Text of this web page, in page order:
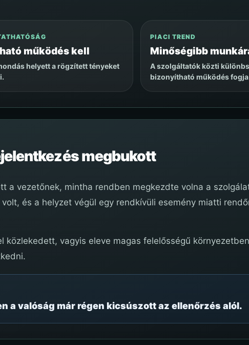
működés kell
helyett a rögzített tényeket
PIACI TREND
Minőségibb
A szolgáltatók közti
bizonyítható működés
megbukott
a vezetőnek, mintha rendben megkezdte volna a
és a helyzet végül egy rendkívüli esemény miatti
vagyis eleve magas felelősségű
a valóság már régen kicsúszott az ellenőrzés alól.